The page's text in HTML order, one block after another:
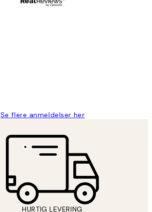
Se flere anmeldelser her
HURTIG LEVERING